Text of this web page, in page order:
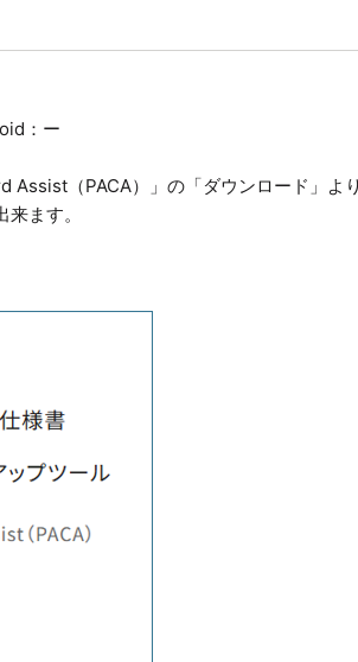
：ー
Assist（PACA）」の「ダウンロード」より
ます。